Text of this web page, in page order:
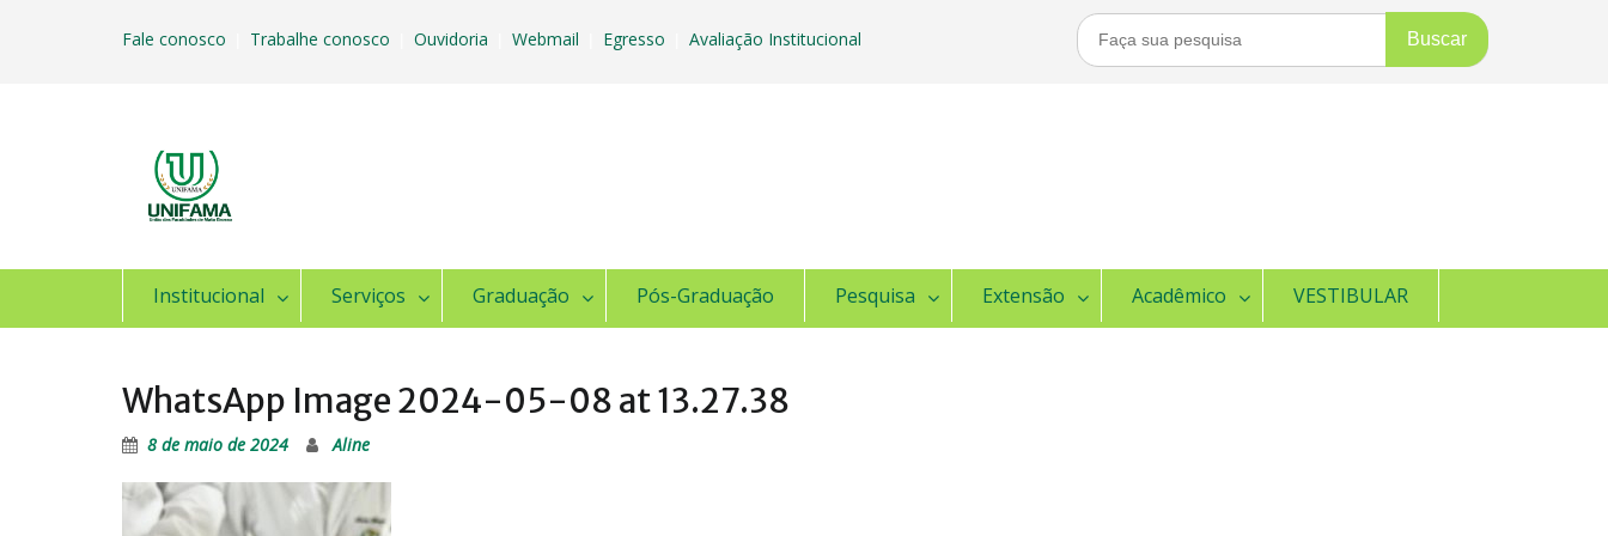
Fale conosco Trabalhe conosco Ouvidoria Webmail Egresso Avaliação Institucional
Buscar
Por:
Institucional Serviços Graduação Pós-Graduação Pesquisa Extensão Acadêmico VESTIBULAR
WhatsApp Image 2024-05-08 at 13.27.38
8 de maio de 2024 Aline